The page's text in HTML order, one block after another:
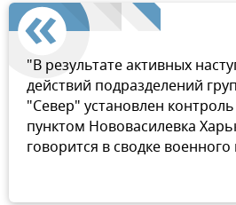
"В результате активных
действий подразделений
"Север" установлен
пунктом Нововасилевка
говорится в сводке